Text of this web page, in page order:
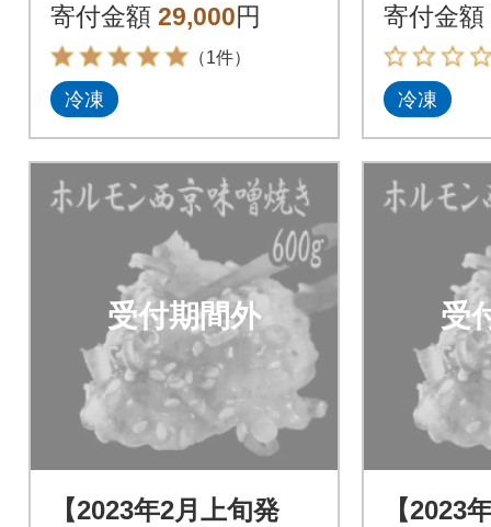
寄付金額 29,000円
（1件）
冷凍
寄付金額
冷凍
受付期間外
【2023年2月上旬発
受
【2023